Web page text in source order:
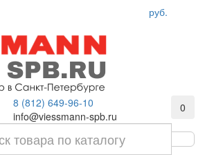
руб.
8 (812) 649-96-10
info@viessmann-spb.ru
0